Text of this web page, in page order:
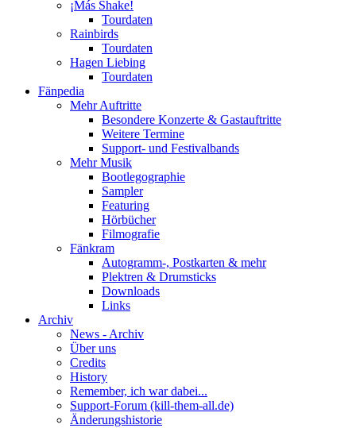
¡Más Shake!
Tourdaten
Rainbirds
Tourdaten
Hagen Liebing
Tourdaten
Fänpedia
Mehr Auftritte
Besondere Konzerte & Gastauftritte
Weitere Termine
Support- und Festivalbands
Mehr Musik
Bootlegographie
Sampler
Featuring
Hörbücher
Filmografie
Fänkram
Autogramm-, Postkarten & mehr
Plektren & Drumsticks
Downloads
Links
Archiv
News - Archiv
Über uns
Credits
History
Remember, ich war dabei...
Support-Forum (kill-them-all.de)
Änderungshistorie